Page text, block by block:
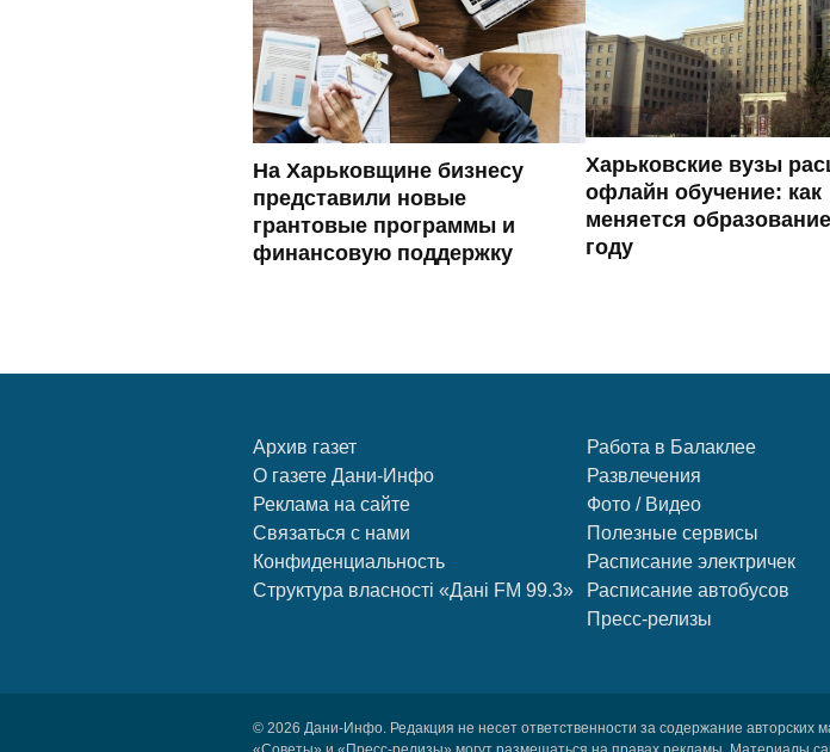
На Харьковщине бизнесу
представили новые
грантовые программы и
финансовую поддержку
Харьковские вузы
офлайн обучение: как
меняется
году
Архив газет
О газете Дани-Инфо
Реклама на сайте
Связаться с нами
Конфиденциальность
Структура власності «Дані FM 99.3»
Работа в Балаклее
Развлечения
Фото / Видео
Полезные сервисы
Расписание электричек
Расписание автобусов
Пресс-релизы
© 2026 Дани-Инфо. Редакция не несет ответственности за содержание авторских